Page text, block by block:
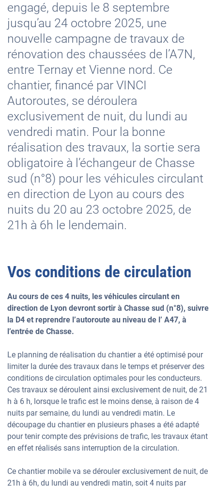
engagé, depuis le 8 septembre
jusqu’au 24 octobre 2025, une
nouvelle campagne de travaux de
rénovation des chaussées de l’A7N,
entre Ternay et Vienne nord. Ce
chantier, financé par VINCI
Autoroutes, se déroulera
exclusivement de nuit, du lundi au
vendredi matin. Pour la bonne
réalisation des travaux, la sortie sera
obligatoire à l’échangeur de Chasse
sud (n°8) pour les véhicules circulant
en direction de Lyon au cours des
nuits du 20 au 23 octobre 2025, de
21h à 6h le lendemain.
Vos conditions de circulation
Au cours de ces 4 nuits, les véhicules circulant en
direction de Lyon devront sortir à Chasse sud (n°8), suivre
la D4 et reprendre l’autoroute au niveau de l’ A47, à
l’entrée de Chasse.
Le planning de réalisation du chantier a été optimisé pour
limiter la durée des travaux dans le temps et préserver des
conditions de circulation optimales pour les conducteurs.
Ces travaux se déroulent ainsi exclusivement de nuit, de 21
h à 6 h, lorsque le trafic est le moins dense, à raison de 4
nuits par semaine, du lundi au vendredi matin. Le
découpage du chantier en plusieurs phases a été adapté
pour tenir compte des prévisions de trafic, les travaux étant
en effet réalisés sans interruption de la circulation.
Ce chantier mobile va se dérouler exclusivement de nuit, de
21h à 6h, du lundi au vendredi matin, soit 4 nuits par